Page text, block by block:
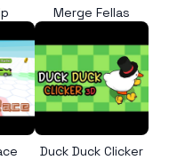
Merge Fellas
Duck Duck Clicker